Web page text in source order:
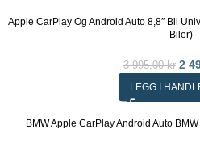
Apple CarPlay Og Android Auto 8,8″ Bil
Biler)
3 995,00kr 2
LEGG I
BMW Apple CarPlay Android Auto